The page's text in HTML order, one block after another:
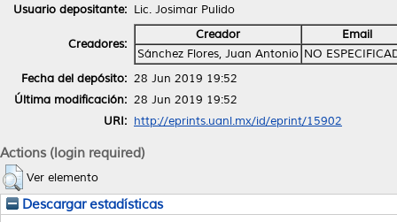
Usuario depositante: Lic. Josimar Pulido
Creadores:
Creador
Email
Sánchez Flores, Juan Antonio NO
Fecha del depósito: 28 Jun 2019 19:52
Última modificación: 28 Jun 2019 19:52
URI: http://eprints.uanl.mx/id/eprint/15902
Actions (login required)
Ver elemento
Descargar estadísticas